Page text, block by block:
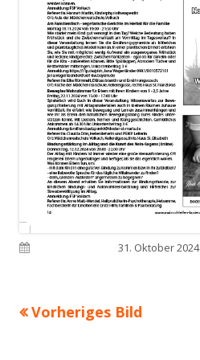
Veröffentlicht am31. Oktober 2024
Vorheriges Bild